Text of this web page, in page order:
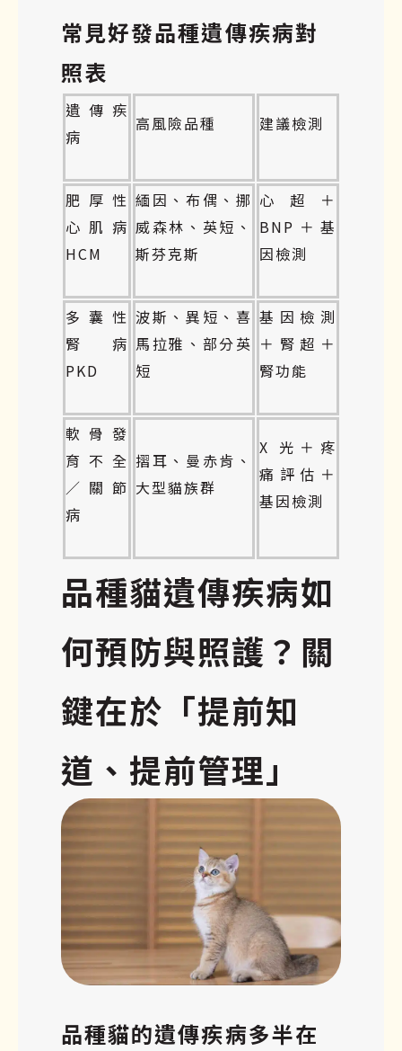
常見好發品種遺傳疾病對
照表
遺傳疾
病
高風險品種 建議檢測
肥厚性
心肌病
HCM
緬因、布偶、挪
威森林、英短、
斯芬克斯
心超＋
BNP＋基
因檢測
多囊性
腎病
PKD
波斯、異短、喜
馬拉雅、部分英
短
基因檢測
＋腎超＋
腎功能
軟骨發
育不全
／關節
病
摺耳、曼赤肯、
大型貓族群
X 光＋疼
痛評估＋
基因檢測
品種貓遺傳疾病如
何預防與照護？關
鍵在於「提前知
道、提前管理」
品種貓的遺傳疾病多半在